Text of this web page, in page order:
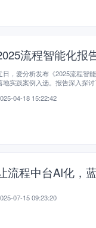
流程智能化报
日，爱分析发布《2025流程智
地实践案例入选。报告深入探
04-18 15:22:42
流程中台AI化，
07-15 09:23:20